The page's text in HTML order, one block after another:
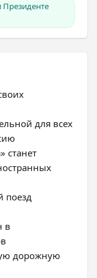
Президенте
для всех
станет
поезд
в
дорожную